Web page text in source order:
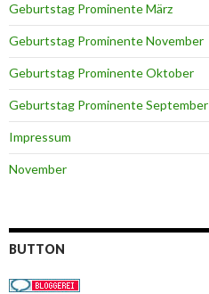
Geburtstag Prominente März
Geburtstag Prominente November
Geburtstag Prominente Oktober
Geburtstag Prominente September
Impressum
November
BUTTON